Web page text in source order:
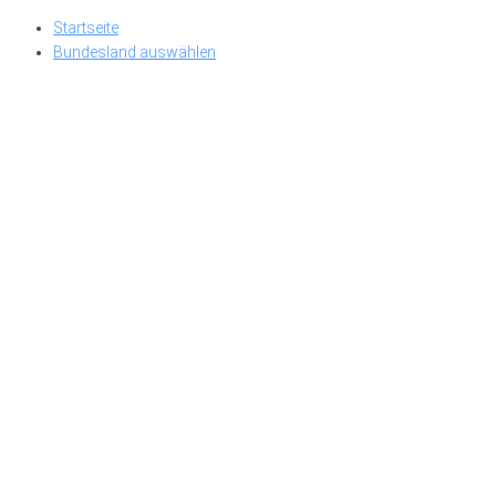
Skip
Startseite
Bundesland auswählen